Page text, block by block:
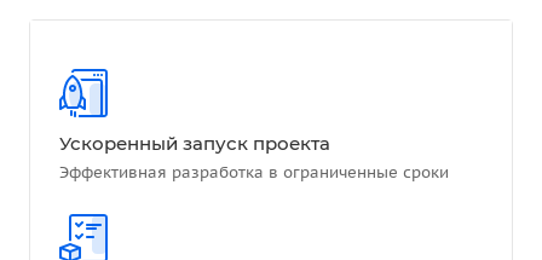
Ускоренный запуск проекта
Эффективная разработка в ограниченные сроки